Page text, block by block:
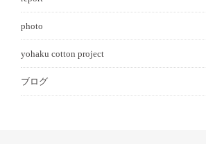
photo
yohaku cotton project
ブログ